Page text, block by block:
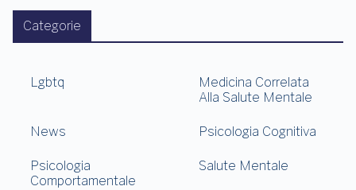
Categorie
Lgbtq
Medicina Correlata
Alla Salute Mentale
News Psicologia Cognitiva
Psicologia
Comportamentale
Salute Mentale